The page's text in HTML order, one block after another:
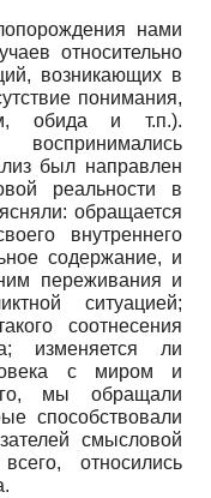
нами
относительно
возникающих в
понимания,
обида и т.п.).
был направлен
реальности в
обращается
внутреннего
содержание, и
переживания и
ситуацией;
соотнесения
изменяется ли
с миром и
мы обращали
способствовали
смысловой
относились